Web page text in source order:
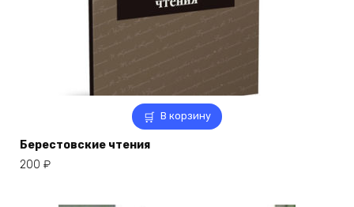
В корзину
Берестовские чтения
200 ₽